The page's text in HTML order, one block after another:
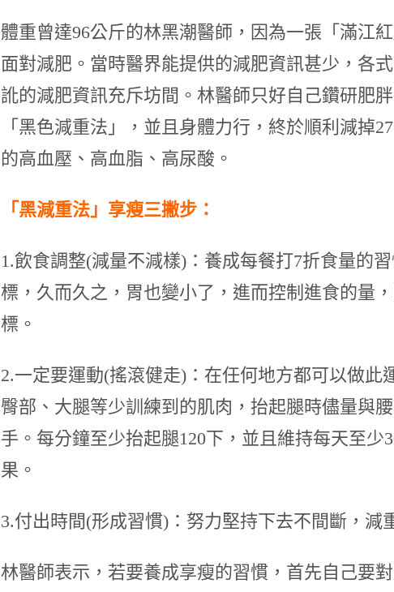
體重曾達96公斤的林黑潮醫師，因為一張「滿江
面對減肥。當時醫界能提供的減肥資訊甚少，各
訛的減肥資訊充斥坊間。林醫師只好自己鑽研肥
「黑色減重法」，並且身體力行，終於順利減掉
的高血壓、高血脂、高尿酸。
「黑減重法」享瘦三撇步：
1.飲食調整(減量不減樣)：養成每餐打7折食量的
標，久而久之，胃也變小了，進而控制進食的量
標。
2.一定要運動(搖滾健走)：在任何地方都可以做此
臀部、大腿等少訓練到的肌肉，抬起腿時儘量與
手。每分鐘至少抬起腿120下，並且維持每天至少
果。
3.付出時間(形成習慣)：努力堅持下去不間斷，減
林醫師表示，若要養成享瘦的習慣，首先自己要